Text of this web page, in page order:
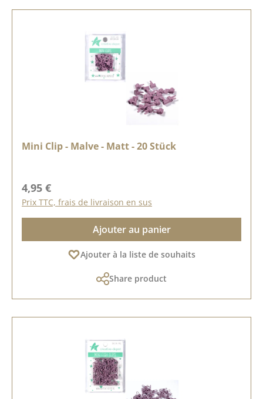
Mini Clip - Malve - Matt - 20 Stück
Prix régulier :
4,95 €
Prix TTC, frais de livraison en sus
Ajouter au panier
Ajouter à la liste de souhaits
Share product